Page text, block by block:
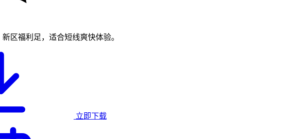
区福利足，适合短线爽快体验。
立即下载